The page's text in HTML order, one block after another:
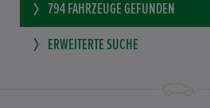
794 FAHRZEUGE GEFUNDEN
ERWEITERTE SUCHE